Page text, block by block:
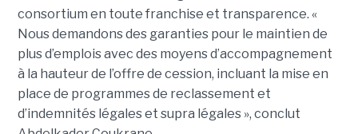
consortium en toute franchise et transparence. «
Nous demandons des garanties pour le maintien de
plus d’emplois avec des moyens d’accompagnement
à la hauteur de l’offre de cession, incluant la mise en
place de programmes de reclassement et
d’indemnités légales et supra légales », conclut